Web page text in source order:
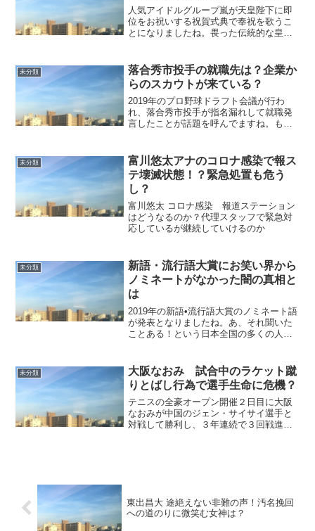
人気アイドルグループ嵐が天皇陛下に即
位をお祝いする祝賀式典で奉祝を歌うこ
とになりましたね。畏った伝統的な皇室
たして相応であるのか違を唱える意見も
ありますね。 ファン層も...
未分類
落合秀市投手の就職先は？企業か
らのスカウトが来ている？
2019年のプロ野球ドラフト会議が行わ
れ、落合秀市投手が指名漏れして就職発
言したことが話題を呼んでますね。もう
としても十分に期待できると思うのです
がドラフト会議で指名漏...
未分類
富川悠太アナのコロナ感染で報ス
テ壊滅状態！？緊急処置も危う
し？
富川悠太 コロナ感染 報道ステーション
はどうなるのか？代理スタッフで緊急対
応しているが継続していけるのか
未分類
新語・流行語大賞にお笑い界から
ノミネートがなかった闇の真相と
は
2019年の新語•流行語大賞のノミネート語
が発表となりましたね。あ、それ聞いた
ことある！という日本全国の多くの人が
上位３０語です。この中から１０語が１
２月２日に選ばれる...
未分類
大阪なおみ 試合中のラケット蹴
りとばし行為で選手生命に危機？
テニスの全豪オープン開催２日目に大阪
なおみが中国のジェン・サイサイ選手と
対戦して勝利し、３年連続で３回戦進出
東出昌大 途絶えない非難の声！汚名挽回
への道のりに微笑む女神は？